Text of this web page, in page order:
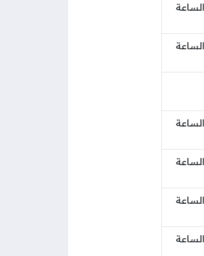
إلى الساعة
إلى الساعة
إلى الساعة
إلى الساعة
إلى الساعة
إلى الساعة